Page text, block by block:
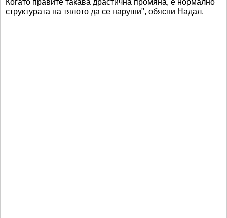
Когато правите такава драстична промяна, е нормално
структурата на тялото да се наруши", обясни Надал.